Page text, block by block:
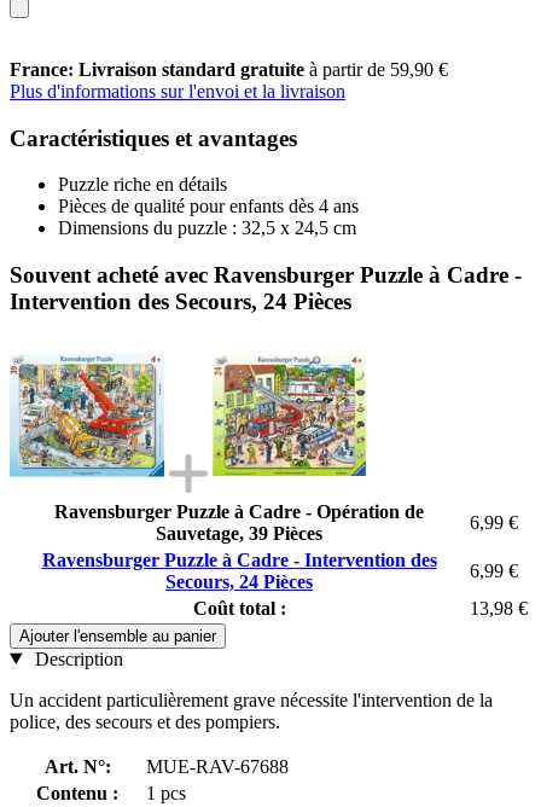
France: Livraison standard gratuite à partir de 59,90 €
Plus d'informations sur l'envoi et la livraison
Caractéristiques et avantages
Puzzle riche en détails
Pièces de qualité pour enfants dès 4 ans
Dimensions du puzzle : 32,5 x 24,5 cm
Souvent acheté avec Ravensburger Puzzle à Cadre -
Intervention des Secours, 24 Pièces
Ravensburger Puzzle à Cadre - Opération de
Sauvetage, 39 Pièces
6,99 €
Ravensburger Puzzle à Cadre - Intervention des
Secours, 24 Pièces
6,99 €
Coût total :
13,98 €
Ajouter l'ensemble au panier
Description
Un accident particulièrement grave nécessite l'intervention de la
police, des secours et des pompiers.
Art. N°:
MUE-RAV-67688
Contenu :
1 pcs